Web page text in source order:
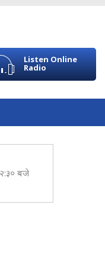
Listen Online
Radio
बजे